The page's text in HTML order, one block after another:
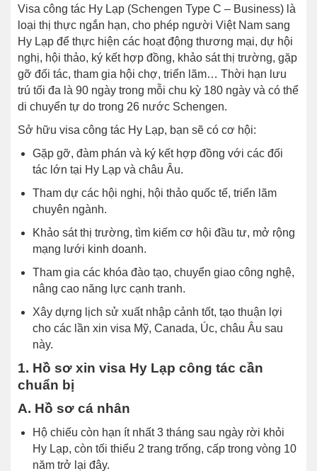
Visa công tác Hy Lạp (Schengen Type C – Business) là
loại thị thực ngắn hạn, cho phép người Việt Nam sang
Hy Lạp để thực hiện các hoạt động thương mại, dự hội
nghị, hội thảo, ký kết hợp đồng, khảo sát thị trường, gặp
gỡ đối tác, tham gia hội chợ, triển lãm… Thời hạn lưu
trú tối đa là 90 ngày trong mỗi chu kỳ 180 ngày và có thể
di chuyển tự do trong 26 nước Schengen.
Sở hữu visa công tác Hy Lạp, bạn sẽ có cơ hội:
Gặp gỡ, đàm phán và ký kết hợp đồng với các đối
tác lớn tại Hy Lạp và châu Âu.
Tham dự các hội nghị, hội thảo quốc tế, triển lãm
chuyên ngành.
Khảo sát thị trường, tìm kiếm cơ hội đầu tư, mở rộng
mạng lưới kinh doanh.
Tham gia các khóa đào tạo, chuyển giao công nghệ,
nâng cao năng lực cạnh tranh.
Xây dựng lịch sử xuất nhập cảnh tốt, tạo thuận lợi
cho các lần xin visa Mỹ, Canada, Úc, châu Âu sau
này.
1. Hồ sơ xin visa Hy Lạp công tác cần
chuẩn bị
A. Hồ sơ cá nhân
Hộ chiếu còn hạn ít nhất 3 tháng sau ngày rời khỏi
Hy Lạp, còn tối thiểu 2 trang trống, cấp trong vòng 10
năm trở lại đây.